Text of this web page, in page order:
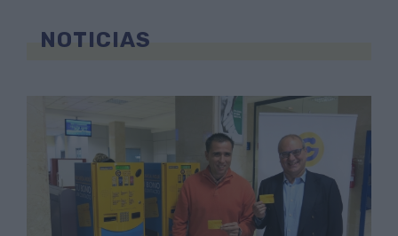
NOTICIAS